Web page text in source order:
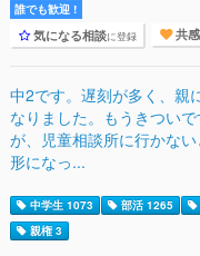
誰でも歓迎 !
気になる相談に登録 共感
中2です。遅刻が多く、親
なりました。もうきつい
が、児童相談所に行かな
形になっ...
中学生 1073 部活 1265
親権 3